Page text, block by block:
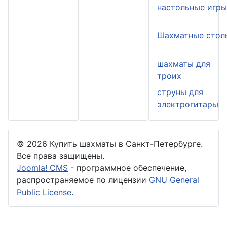
настольные игры
Шахматные
шахматы для
троих
струны для
электрогитары
© 2026 Купить шахматы в Санкт-Петербурге.
Все права защищены.
Joomla! CMS - программное обеспечение,
распространяемое по лицензии GNU General
Public License.